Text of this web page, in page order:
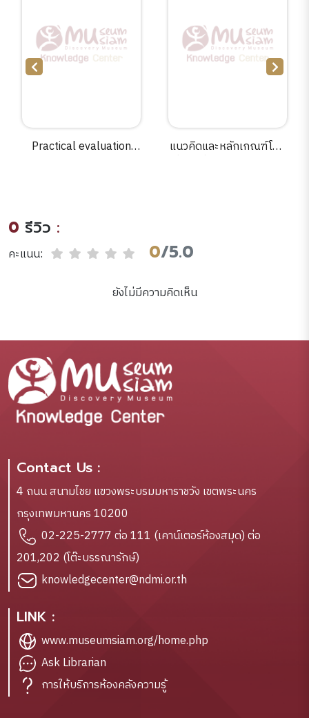
Practical evaluation
Diamond.
แนวคิดและหลักเกณฑ์โดย
ทรัพยากรธรรมชาติและสิ่ง
0 รีวิว :
คะแนน: 0/5.0
ยังไม่มีความคิดเห็น
Contact Us :
4 ถนน สนามไชย แขวงพระบรมมหาราชวัง เขตพระนคร
กรุงเทพมหานคร 10200
02-225-2777 ต่อ 111 (เคาน์เตอร์ห้องสมุด) ต่อ
201,202 (โต๊ะบรรณารักษ์)
knowledgecenter@ndmi.or.th
LINK :
www.museumsiam.org/home.php
Ask Librarian
การให้บริการห้องคลังความรู้